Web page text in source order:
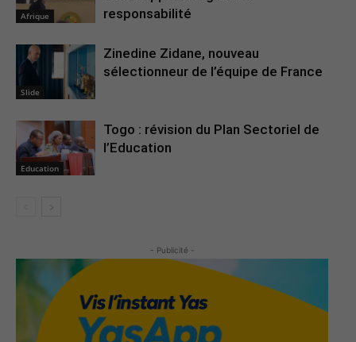
Afrique
responsabilité
Slide
Zinedine Zidane, nouveau
sélectionneur de l’équipe de France
Education
Togo : révision du Plan Sectoriel de
l’Education
- Publicité -